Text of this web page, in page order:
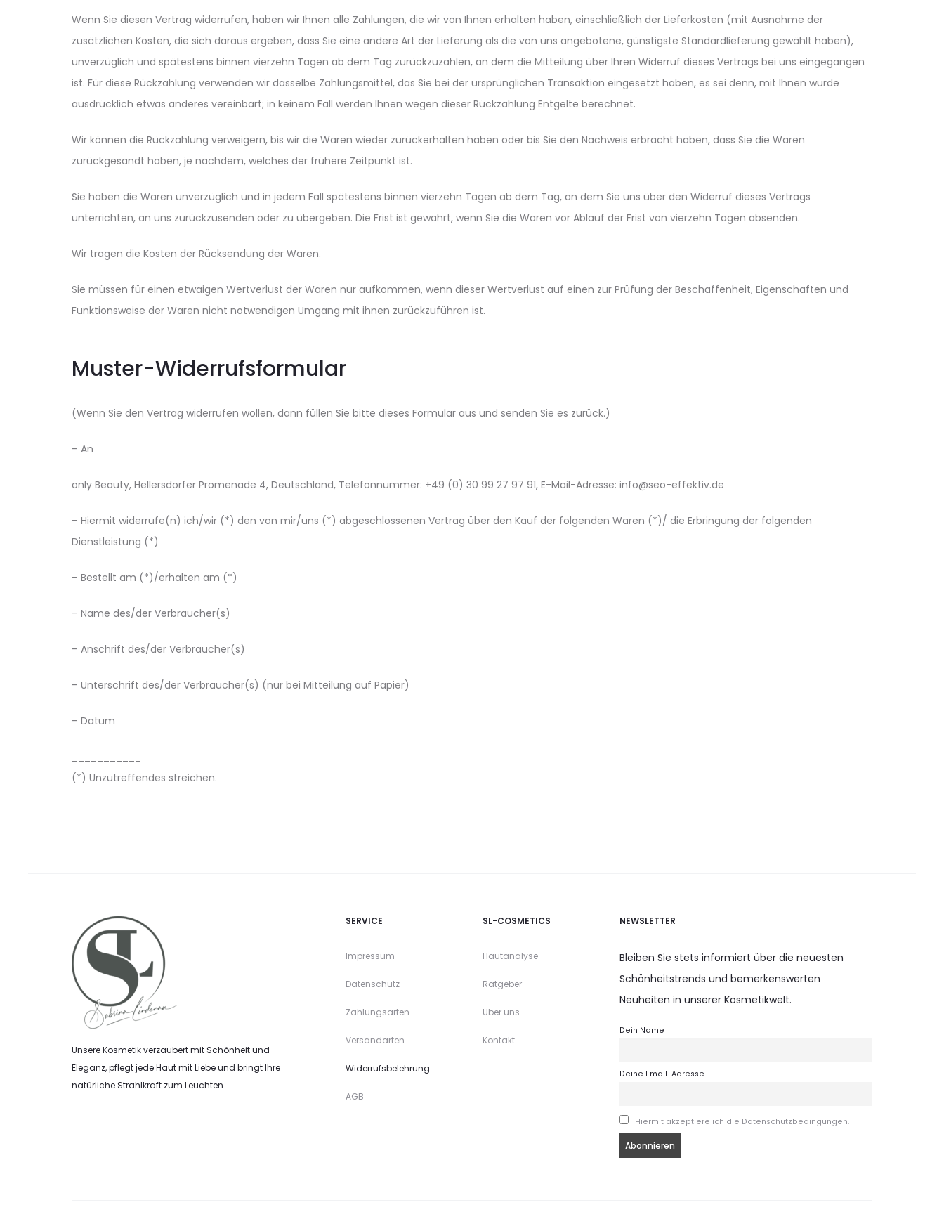
Wenn Sie diesen Vertrag widerrufen, haben wir Ihnen alle Zahlungen, die wir von Ihnen erhalten haben, einschließlich der Lieferkosten (mit Ausnahme der
zusätzlichen Kosten, die sich daraus ergeben, dass Sie eine andere Art der Lieferung als die von uns angebotene, günstigste Standardlieferung gewählt haben),
unverzüglich und spätestens binnen vierzehn Tagen ab dem Tag zurückzuzahlen, an dem die Mitteilung über Ihren Widerruf dieses Vertrags bei uns eingegangen
ist. Für diese Rückzahlung verwenden wir dasselbe Zahlungsmittel, das Sie bei der ursprünglichen Transaktion eingesetzt haben, es sei denn, mit Ihnen wurde
ausdrücklich etwas anderes vereinbart; in keinem Fall werden Ihnen wegen dieser Rückzahlung Entgelte berechnet.
Wir können die Rückzahlung verweigern, bis wir die Waren wieder zurückerhalten haben oder bis Sie den Nachweis erbracht haben, dass Sie die Waren
zurückgesandt haben, je nachdem, welches der frühere Zeitpunkt ist.
Sie haben die Waren unverzüglich und in jedem Fall spätestens binnen vierzehn Tagen ab dem Tag, an dem Sie uns über den Widerruf dieses Vertrags
unterrichten, an uns zurückzusenden oder zu übergeben. Die Frist ist gewahrt, wenn Sie die Waren vor Ablauf der Frist von vierzehn Tagen absenden.
Wir tragen die Kosten der Rücksendung der Waren.
Sie müssen für einen etwaigen Wertverlust der Waren nur aufkommen, wenn dieser Wertverlust auf einen zur Prüfung der Beschaffenheit, Eigenschaften und
Funktionsweise der Waren nicht notwendigen Umgang mit ihnen zurückzuführen ist.
Muster-Widerrufsformular
(Wenn Sie den Vertrag widerrufen wollen, dann füllen Sie bitte dieses Formular aus und senden Sie es zurück.)
– An
only Beauty, Hellersdorfer Promenade 4, Deutschland, Telefonnummer: +49 (0) 30 99 27 97 91, E-Mail-Adresse: info@seo-effektiv.de
– Hiermit widerrufe(n) ich/wir (*) den von mir/uns (*) abgeschlossenen Vertrag über den Kauf der folgenden Waren (*)/ die Erbringung der folgenden
Dienstleistung (*)
– Bestellt am (*)/erhalten am (*)
– Name des/der Verbraucher(s)
– Anschrift des/der Verbraucher(s)
– Unterschrift des/der Verbraucher(s) (nur bei Mitteilung auf Papier)
– Datum
(*) Unzutreffendes streichen.
Unsere Kosmetik verzaubert mit Schönheit und
Eleganz, pflegt jede Haut mit Liebe und bringt Ihre
natürliche Strahlkraft zum Leuchten.
SERVICE
Impressum
Datenschutz
Zahlungsarten
Versandarten
Widerrufsbelehrung
AGB
SL-COSMETICS
Hautanalyse
Ratgeber
Über uns
Kontakt
NEWSLETTER
Bleiben Sie stets informiert über die neuesten
Schönheitstrends und bemerkenswerten
Neuheiten in unserer Kosmetikwelt.
Dein Name
Deine Email-Adresse
Hiermit akzeptiere ich die Datenschutzbedingungen.